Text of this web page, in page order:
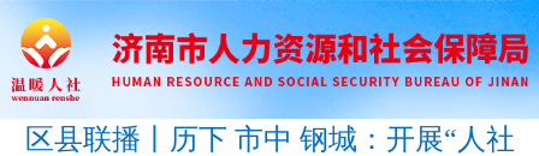
区县联播丨历下 市中 钢城：开展“人社